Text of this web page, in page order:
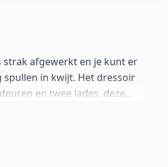
strak afgewerkt en je kunt er
spullen in kwijt. Het dressoir
en twee lades, deze